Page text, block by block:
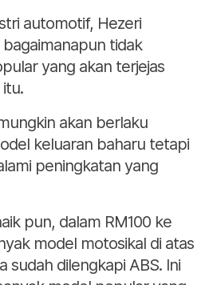
automotif, Hezeri
tidak
yang akan terjejas
akan berlaku
keluaran baharu tetapi
peningkatan yang
pun, dalam RM100 ke
model motosikal di atas
sudah dilengkapi ABS. Ini